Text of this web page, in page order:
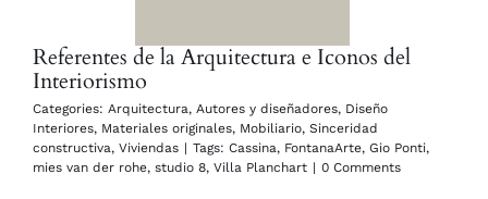
Referentes de la Arquitectura e Iconos del
Interiorismo
Categories: Arquitectura, Autores y diseñadores, Diseño
Interiores, Materiales originales, Mobiliario, Sinceridad
constructiva, Viviendas | Tags: Cassina, FontanaArte, Gio Ponti,
mies van der rohe, studio 8, Villa Planchart | 0 Comments